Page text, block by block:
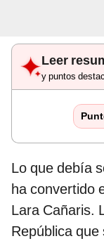
Leer
y puntos
Lo que debía
ha convertido
Lara Cañaris.
República que